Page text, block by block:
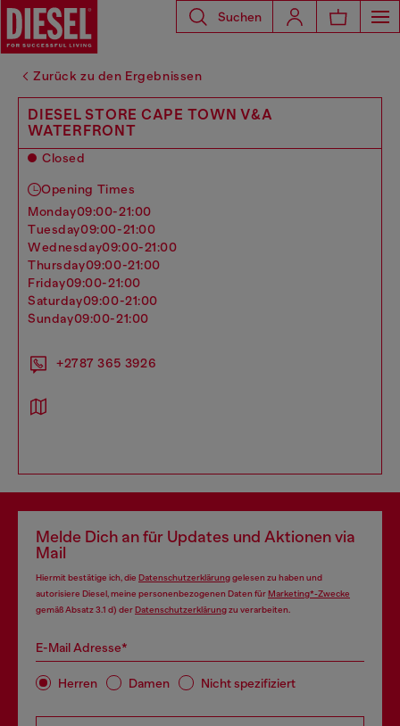
Suchen
Zurück zu den Ergebnissen
DIESEL STORE CAPE TOWN V&A
WATERFRONT
Closed
Opening Times
monday09:00-21:00
tuesday09:00-21:00
wednesday09:00-21:00
thursday09:00-21:00
friday09:00-21:00
saturday09:00-21:00
sunday09:00-21:00
+2787 365 3926
Melde Dich an für Updates und Aktionen via
Mail
Hiermit bestätige ich, die Datenschutzerklärunggelesen zu haben und
autorisiere Diesel, meine personenbezogenen Daten fürMarketing*-Zwecke
gemäß Absatz 3.1 d) derDatenschutzerklärungzu verarbeiten.
E-Mail Adresse*
Herren Damen Nicht spezifiziert